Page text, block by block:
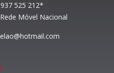
525 212*
Móvel Nacional